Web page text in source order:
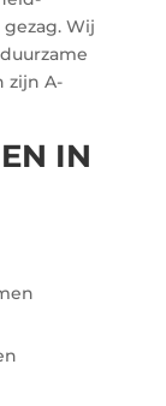
Wij
zijn A-
IN